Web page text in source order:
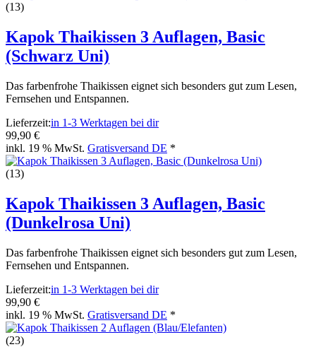
(13)
Kapok Thaikissen 3 Auflagen, Basic
(Schwarz Uni)
Das farbenfrohe Thaikissen eignet sich besonders gut zum Lesen,
Fernsehen und Entspannen.
Lieferzeit:in 1-3 Werktagen bei dir
99,90 €
inkl. 19 % MwSt. Gratisversand DE *
(13)
Kapok Thaikissen 3 Auflagen, Basic
(Dunkelrosa Uni)
Das farbenfrohe Thaikissen eignet sich besonders gut zum Lesen,
Fernsehen und Entspannen.
Lieferzeit:in 1-3 Werktagen bei dir
99,90 €
inkl. 19 % MwSt. Gratisversand DE *
(23)